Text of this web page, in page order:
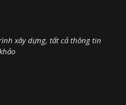
xây dựng, tất cả thông tin